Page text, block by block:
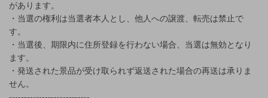
があります。
・当選の権利は当選者本人とし、他人への譲渡、転売は禁止で
す。
・当選後、期限内に住所登録を行わない場合、当選は無効となり
ます。
・発送された景品が受け取られず返送された場合の再送は承りま
せん。